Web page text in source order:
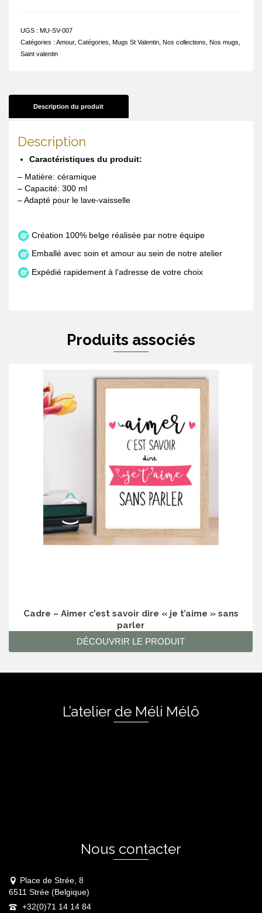
UGS : MU-SV-007
Catégories : Amour, Catégories Mugs St Valentin Nos collections Nos mugs
Saint valentin
Description du produit
Description
Caractéristiques du produit:
– Matière: céramique
– Capacité: 300 ml
– Adapté pour le lave-vaisselle
Création 100% belge réalisée par notre équipe
Emballé avec soin et amour au sein de notre atelier
Expédié rapidement à l’adresse de votre choix
Produits associés
Cadre – Aimer c’est savoir dire « je t’aime » sans
parler
DÉCOUVRIR LE PRODUIT
L’atelier de Méli Mélô
Nous contacter
Place de Strée, 8
6511 Strée (Belgique)
+32(0)71 14 14 84